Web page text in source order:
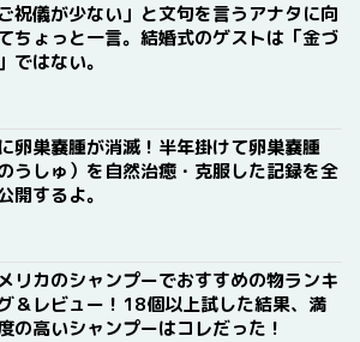
ご祝儀が少ない」と文句を言うアナタに向
ちょっと一言。結婚式のゲストは「金づ
ではない。
卵巣嚢腫が消滅！半年掛けて卵巣嚢腫
のうしゅ）を自然治癒・克服した記録を全
開するよ。
リカのシャンプーでおすすめの物ランキ
＆レビュー！18個以上試した結果、満
の高いシャンプーはコレだった！